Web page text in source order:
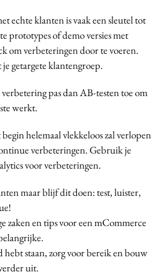
echte klanten is vaak een sleutel tot
prototypes of demo versies met
om verbeteringen door te voeren.
getargete klantengroep.
pas dan AB-testen toe om
werkt.
helemaal vlekkeloos zal verlopen
verbeteringen. Gebruik je
voor verbeteringen.
maar blijf dit doen: test, luister,
en tips voor een mCommerce
hebt staan, zorg voor bereik en bouw
uit.